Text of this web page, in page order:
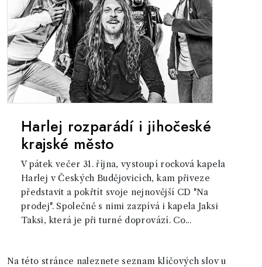
Harlej rozparádí i jihočeské
krajské město
V pátek večer 31. října, vystoupí rocková kapela
Harlej v Českých Budějovicích, kam přiveze
představit a pokřtít svoje nejnovější CD "Na
prodej". Společně s nimi zazpívá i kapela Jaksi
Taksi, která je při turné doprovází. Co...
Na této stránce naleznete seznam klíčových slov u